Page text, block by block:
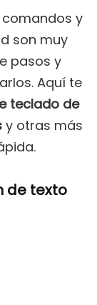
y
son muy
pasos y
Aquí te
teclado de
y otras más
de texto